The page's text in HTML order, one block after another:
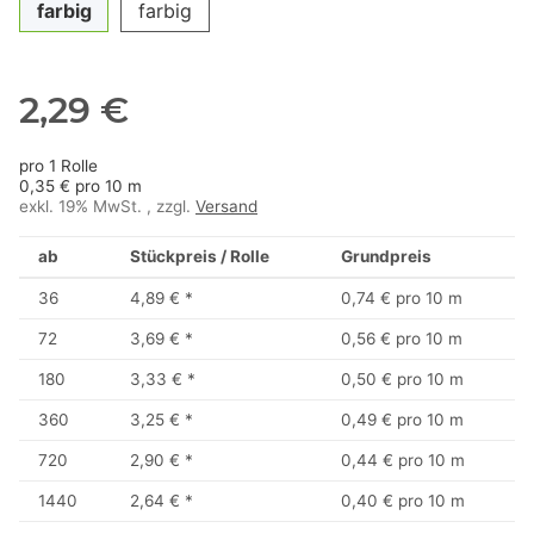
farbig farbig
2,29 €
pro 1 Rolle
0,35 € pro 10 m
exkl. 19% MwSt. , zzgl. Versand
ab Stückpreis / Rolle Grundpreis
36 4,89 € * 0,74 € pro 10 m
72 3,69 € * 0,56 € pro 10 m
180 3,33 € * 0,50 € pro 10 m
360 3,25 € * 0,49 € pro 10 m
720 2,90 € * 0,44 € pro 10 m
1440 2,64 € * 0,40 € pro 10 m